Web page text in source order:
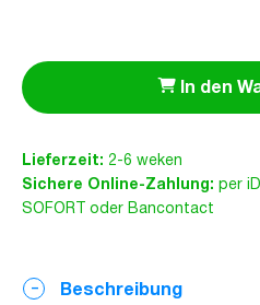
Beschreibung
In den
Lieferzeit: 2-6 weken
Sichere Online-Zahlung: per
SOFORT oder Bancontact